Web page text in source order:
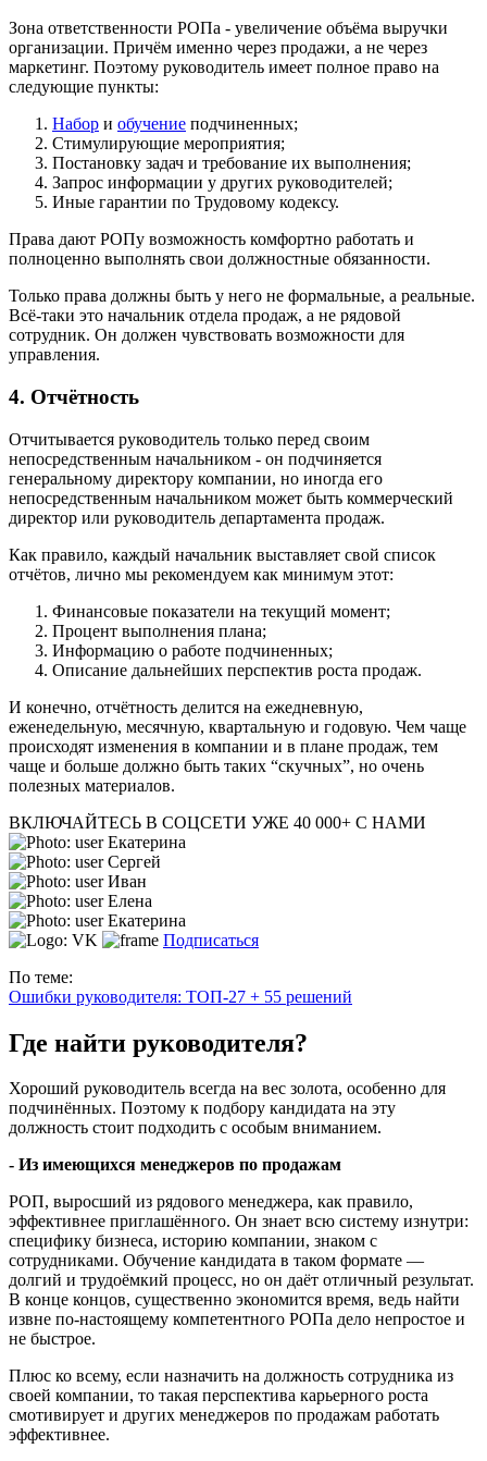
Зона ответственности РОПа - увеличение объёма выручки
организации. Причём именно через продажи, а не через
маркетинг. Поэтому руководитель имеет полное право на
следующие пункты:
Набор и обучение подчиненных;
Стимулирующие мероприятия;
Постановку задач и требование их выполнения;
Запрос информации у других руководителей;
Иные гарантии по Трудовому кодексу.
Права дают РОПу возможность комфортно работать и
полноценно выполнять свои должностные обязанности.
Только права должны быть у него не формальные, а реальные.
Всё-таки это начальник отдела продаж, а не рядовой
сотрудник. Он должен чувствовать возможности для
управления.
4. Отчётность
Отчитывается руководитель только перед своим
непосредственным начальником - он подчиняется
генеральному директору компании, но иногда его
непосредственным начальником может быть коммерческий
директор или руководитель департамента продаж.
Как правило, каждый начальник выставляет свой список
отчётов, лично мы рекомендуем как минимум этот:
Финансовые показатели на текущий момент;
Процент выполнения плана;
Информацию о работе подчиненных;
Описание дальнейших перспектив роста продаж.
И конечно, отчётность делится на ежедневную,
еженедельную, месячную, квартальную и годовую. Чем чаще
происходят изменения в компании и в плане продаж, тем
чаще и больше должно быть таких “скучных”, но очень
полезных материалов.
ВКЛЮЧАЙТЕСЬ В СОЦСЕТИ УЖЕ 40 000+ С НАМИ
Екатерина
Сергей
Иван
Елена
Екатерина
Подписаться
По теме:
Ошибки руководителя: ТОП-27 + 55 решений
Где найти руководителя?
Хороший руководитель всегда на вес золота, особенно для
подчинённых. Поэтому к подбору кандидата на эту
должность стоит подходить с особым вниманием.
- Из имеющихся менеджеров по продажам
РОП, выросший из рядового менеджера, как правило,
эффективнее приглашённого. Он знает всю систему изнутри:
специфику бизнеса, историю компании, знаком с
сотрудниками. Обучение кандидата в таком формате —
долгий и трудоёмкий процесс, но он даёт отличный результат.
В конце концов, существенно экономится время, ведь найти
извне по-настоящему компетентного РОПа дело непростое и
не быстрое.
Плюс ко всему, если назначить на должность сотрудника из
своей компании, то такая перспектива карьерного роста
смотивирует и других менеджеров по продажам работать
эффективнее.